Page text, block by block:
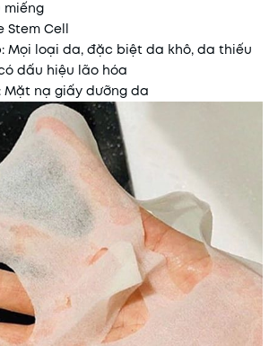
miếng
Stem Cell
Mọi loại da, đặc biệt da khô, da thiếu
dấu hiệu lão hóa
Mặt nạ giấy dưỡng da